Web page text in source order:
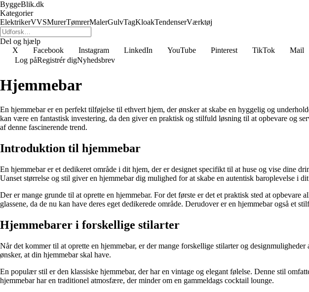
ByggeBlik.dk
Kategorier
ElektrikerVVSMurerTømrerMalerGulvTagKloakTendenserVærktøj
Del og hjælp
X
Facebook Instagram LinkedIn YouTube Pinterest TikTok Mail
Log påRegistrér digNyhedsbrev
Hjemmebar
En hjemmebar er en perfekt tilføjelse til ethvert hjem, der ønsker at skabe en hyggelig og
kan være en fantastisk investering, da den giver en praktisk og stilfuld løsning til at opbevare og
af denne fascinerende trend.
Introduktion til hjemmebar
En hjemmebar er et dedikeret område i dit hjem, der er designet specifikt til at huse og vise dine
Uanset størrelse og stil giver en hjemmebar dig mulighed for at skabe en autentisk baroplevelse i
Der er mange grunde til at oprette en hjemmebar. For det første er det et praktisk sted at
glassene, da de nu kan have deres eget dedikerede område. Derudover er en hjemmebar også
Hjemmebarer i forskellige stilarter
Når det kommer til at oprette en hjemmebar, er der mange forskellige stilarter og
ønsker, at din hjemmebar skal have.
En populær stil er den klassiske hjemmebar, der har en vintage og elegant følelse. Denne stil
hjemmebar har en traditionel atmosfære, der minder om en gammeldags cocktail lounge.